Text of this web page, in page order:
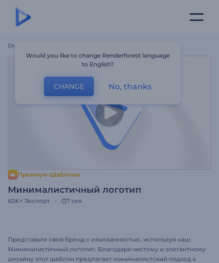
Главная
Премиум-Шаблоны
Минималистичный логотип
60K+ Экспорт 7 сек
Представьте свой бренд с изысканностью, используя наш
Минималистичный логотип. Благодаря чистому и элегантному
дизайну этот шаблон предлагает минималистский подход к
Would you like to change Renderforest language
to English?
CHANGE No, thanks